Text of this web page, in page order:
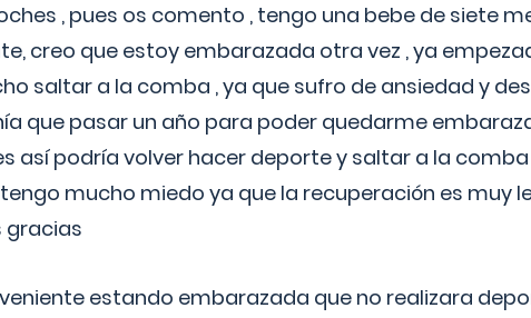
, pues os comento , tengo una bebe de siete
creo que estoy embarazada otra vez , ya
saltar a la comba , ya que sufro de ansiedad y
que pasar un año para poder quedarme
así podría volver hacer deporte y saltar a la
mucho miedo ya que la recuperación es muy
gracias
estando embarazada que no realizara